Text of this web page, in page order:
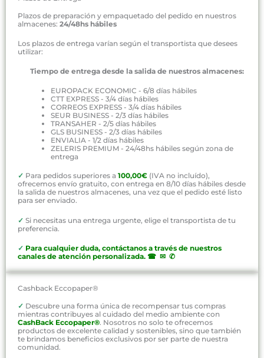
Plazos de preparación y empaquetado del pedido en nuestros
almacenes: 24/48hs hábiles
Los plazos de entrega varían según el transportista que desees
utilizar:
Tiempo de entrega desde la salida de nuestros almacenes:
EUROPACK ECONOMIC - 6/8 días hábiles
CTT EXPRESS - 3/4 días hábiles
CORREOS EXPRESS - 3/4 días hábiles
SEUR BUSINESS - 2/3 días hábiles
TRANSAHER - 2/5 días hábiles
GLS BUSINESS - 2/3 días hábiles
ENVIALIA - 1/2 días hábiles
ZELERIS PREMIUM - 24/48hs hábiles según zona de
entrega
✓ Para pedidos superiores a 100,00€ (IVA no incluído),
ofrecemos envío gratuito, con entrega en 8/10 días hábiles desde
la salida de nuestros almacenes, una vez que el pedido esté listo
para ser enviado.
✓ Si necesitas una entrega urgente, elige el transportista de tu
preferencia.
✓ Para cualquier duda, contáctanos a través de nuestros
canales de atención personalizada. ☎ ✉ ✆
Cashback Eccopaper®
✓ Descubre una forma única de recompensar tus compras
mientras contribuyes al cuidado del medio ambiente con
CashBack Eccopaper®. Nosotros no solo te ofrecemos
productos de excelente calidad y sostenibles, sino que también
te brindamos beneficios exclusivos por ser parte de nuestra
comunidad.